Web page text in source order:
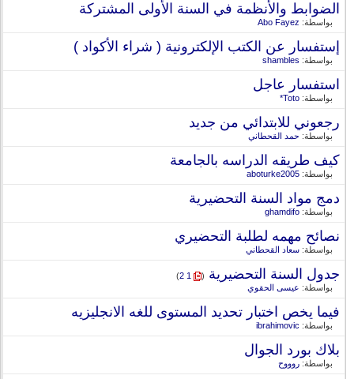
الضوابط والأنظمة في السنة الأولى المشتركة
بواسطة:Abo Fayez
إستفسار عن الكتب الإلكترونية ( شراء الأكواد )
بواسطة:shambles
استفسار عاجل
بواسطة:Toto*
رجعوني للابتدائي من جديد
بواسطة:حمد القحطاني
كيف طريقه الدراسه بالجامعة
بواسطة:aboturke2005
دمج مواد السنة التحضيرية
بواسطة:ghamdifo
نصائح مهمه لطلبة التحضيري
بواسطة:سعاد القحطاني
جدول السنة التحضيرية‏
(
1
2
بواسطة:عيسى الحقوي
فيما يخص اختبار تحديد المستوى للغه الانجليزيه
بواسطة:ibrahimovic
بلاك بورد الجوال
بواسطة:روووح